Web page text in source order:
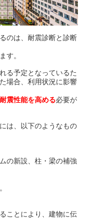
のは、耐震診断と診断
す。
る予定となっているた
場合、利用状況に影響
震性能を高める必要が
は、以下のようなもの
の新設、柱・梁の補強
ことにより、建物に伝